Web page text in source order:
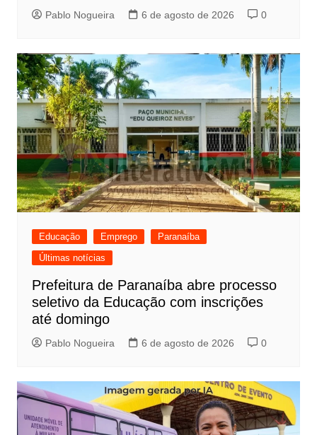
Pablo Nogueira 6 de agosto de 2026 0
Educação Emprego
Paranaíba
Últimas notícias
Prefeitura de Paranaíba abre processo
seletivo da Educação com inscrições
até domingo
Pablo Nogueira 6 de agosto de 2026 0